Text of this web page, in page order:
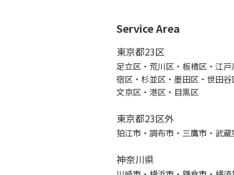
Service Area
東京都23区
足立区・荒川区・板橋区・江
宿区・杉並区・墨田区・世田
文京区・港区・目黒区
東京都23区外
狛江市・調布市・三鷹市・武
神奈川県